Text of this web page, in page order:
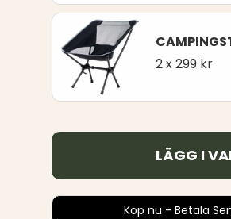
2x299 kr
LÄGG I
Köp nu - Betala